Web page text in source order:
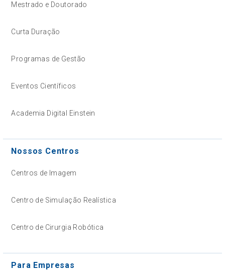
Mestrado e Doutorado
Curta Duração
Programas de Gestão
Eventos Científicos
Academia Digital Einstein
Nossos Centros
Centros de Imagem
Centro de Simulação Realística
Centro de Cirurgia Robótica
Para Empresas